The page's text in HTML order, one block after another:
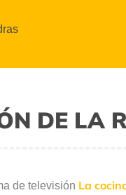
DE LA
de televisión La